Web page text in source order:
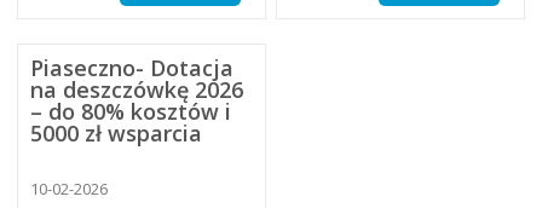
Piaseczno- Dotacja
na deszczówkę 2026
– do 80% kosztów i
5000 zł wsparcia
10-02-2026